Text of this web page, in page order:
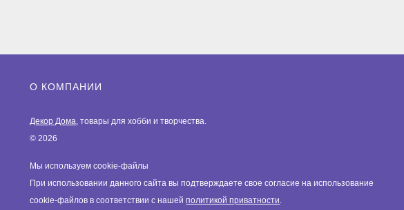
О КОМПАНИИ
Декор Дома, товары для хобби и творчества.
© 2026
Мы используем cookie-файлы
При использовании данного сайта вы подтверждаете свое согласие на использование
cookie-файлов в соответствии с нашейполитикой приватности.